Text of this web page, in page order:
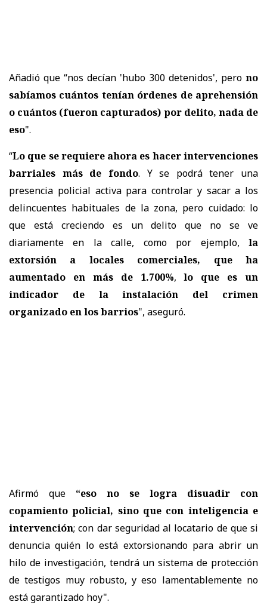
Añadió que “nos decían 'hubo 300 detenidos', pero no
sabíamos cuántos tenían órdenes de aprehensión
o cuántos (fueron capturados) por delito, nada de
eso".
“Lo que se requiere ahora es hacer intervenciones
barriales más de fondo. Y se podrá tener una
presencia policial activa para controlar y sacar a los
delincuentes habituales de la zona, pero cuidado: lo
que está creciendo es un delito que no se ve
diariamente en la calle, como por ejemplo, la
extorsión a locales comerciales, que ha
aumentado en más de 1.700%, lo que es un
indicador de la instalación del crimen
organizado en los barrios", aseguró.
Afirmó que “eso no se logra disuadir con
copamiento policial, sino que con inteligencia e
intervención; con dar seguridad al locatario de que si
denuncia quién lo está extorsionando para abrir un
hilo de investigación, tendrá un sistema de protección
de testigos muy robusto, y eso lamentablemente no
está garantizado hoy".